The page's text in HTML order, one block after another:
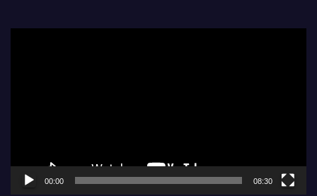
00:00 08:30